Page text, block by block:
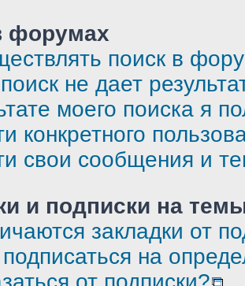
форумах
поиск в
не дает
моего поиска я
конкретного
свои сообщения и
и подписки на
закладки от
на